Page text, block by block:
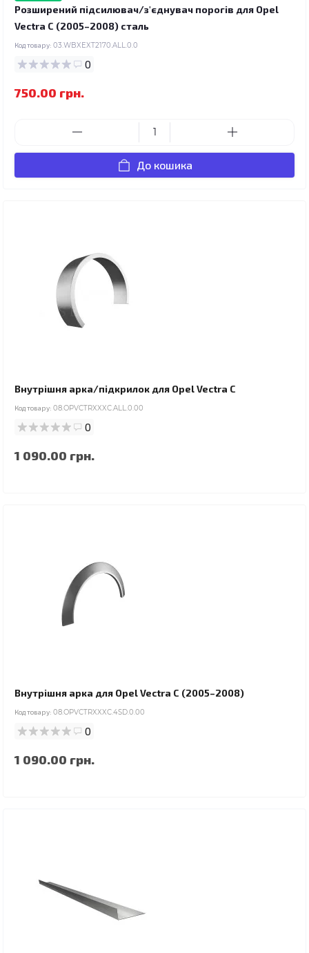
Розширений підсилювач/з'єднувач порогів для Opel
Vectra C (2005–2008) сталь
Код товару: 03.WBXEXT2170.ALL.0.0
0
750.00 грн.
До кошика
Внутрішня арка/підкрилок для Opel Vectra C
Код товару: 08.OPVCTRXXXC.ALL.0.00
0
1 090.00 грн.
Внутрішня арка для Opel Vectra C (2005–2008)
Код товару: 08.OPVCTRXXXC.4SD.0.00
0
1 090.00 грн.